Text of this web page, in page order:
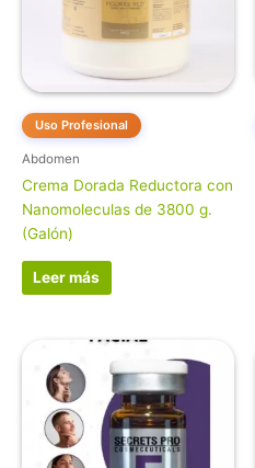
Uso Profesional
Abdomen
Crema Dorada Reductora con
Nanomoleculas de 3800 g.
(Galón)
Leer más